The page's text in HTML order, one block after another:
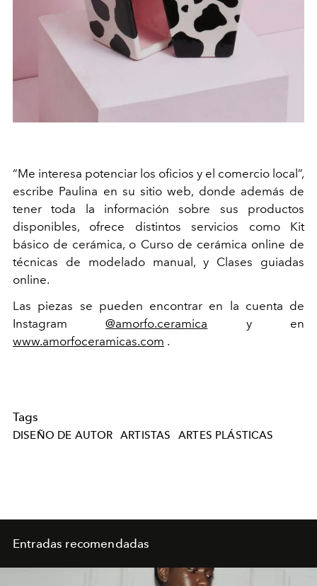
“Me interesa potenciar los oficios y el comercio local”,
escribe Paulina en su sitio web, donde además de
tener toda la información sobre sus productos
disponibles, ofrece distintos servicios como Kit
básico de cerámica, o Curso de cerámica online de
técnicas de modelado manual, y Clases guiadas
online.
Las piezas se pueden encontrar en la cuenta de
Instagram@amorfo.ceramica y en
www.amorfoceramicas.com .
Tags
DISEÑO DE AUTOR ARTISTAS ARTES PLÁSTICAS
Entradas recomendadas